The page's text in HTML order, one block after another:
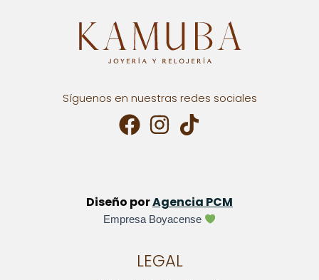
Síguenos en nuestras redes sociales
Diseño porAgencia PCM
Empresa Boyacense
LEGAL